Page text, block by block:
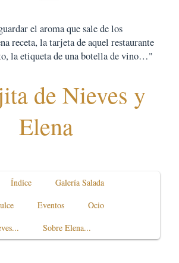
el aroma que sale de los
receta, la tarjeta de aquel restaurante
la etiqueta de una botella de vino…"
de Nieves y
Elena
Índice
Galería Salada
Eventos
Ocio
Sobre Elena...